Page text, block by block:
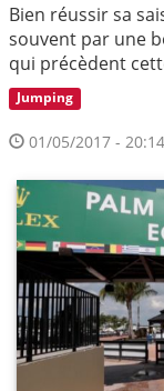
Bien réussir sa
souvent par une
qui précèdent
Jumping
01/05/2017 - 20:14